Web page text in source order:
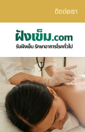
ติดต่อเรา